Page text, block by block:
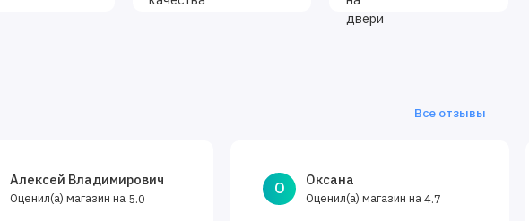
Все отзывы
Алексей Владимирович
Оценил(а) магазин на 5.0
О Оксана
Оценил(а) магазин на4.7